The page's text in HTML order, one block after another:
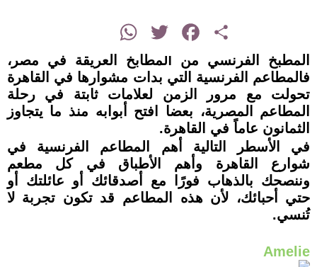
Share
Facebook
Twitter
WhatsApp
المطبخ الفرنسي من المطابخ العريقة في مصر،
فالمطاعم الفرنسية التي بدات مشوارها في القاهرة
تحولت مع مرور الزمن لعلامات ثابتة في رحلة
المطاعم المصرية، بعضا افتح أبوابه منذ ما يتجاوز
الثمانون عاماً في القاهرة.
في الأسطر التالية أهم المطاعم الفرنسية في
شوارع القاهرة وأهم الأطباق في كل مطعم
وننصحك بالذهاب فورًا مع أصدقائك أو عائلتك أو
حتي أحبائك، لأن هذه المطاعم قد تكون تجربة لا
تُنسي.
Amelie